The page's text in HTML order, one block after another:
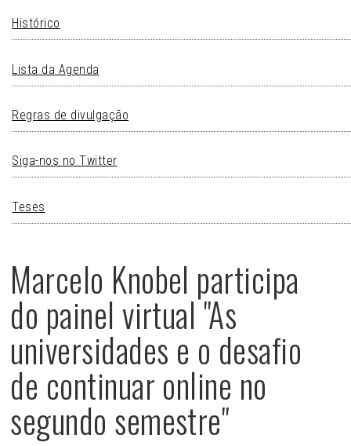
Histórico
Lista da Agenda
Regras de divulgação
Siga-nos no Twitter
Teses
Marcelo Knobel participa
do painel virtual "As
universidades e o desafio
de continuar online no
segundo semestre"